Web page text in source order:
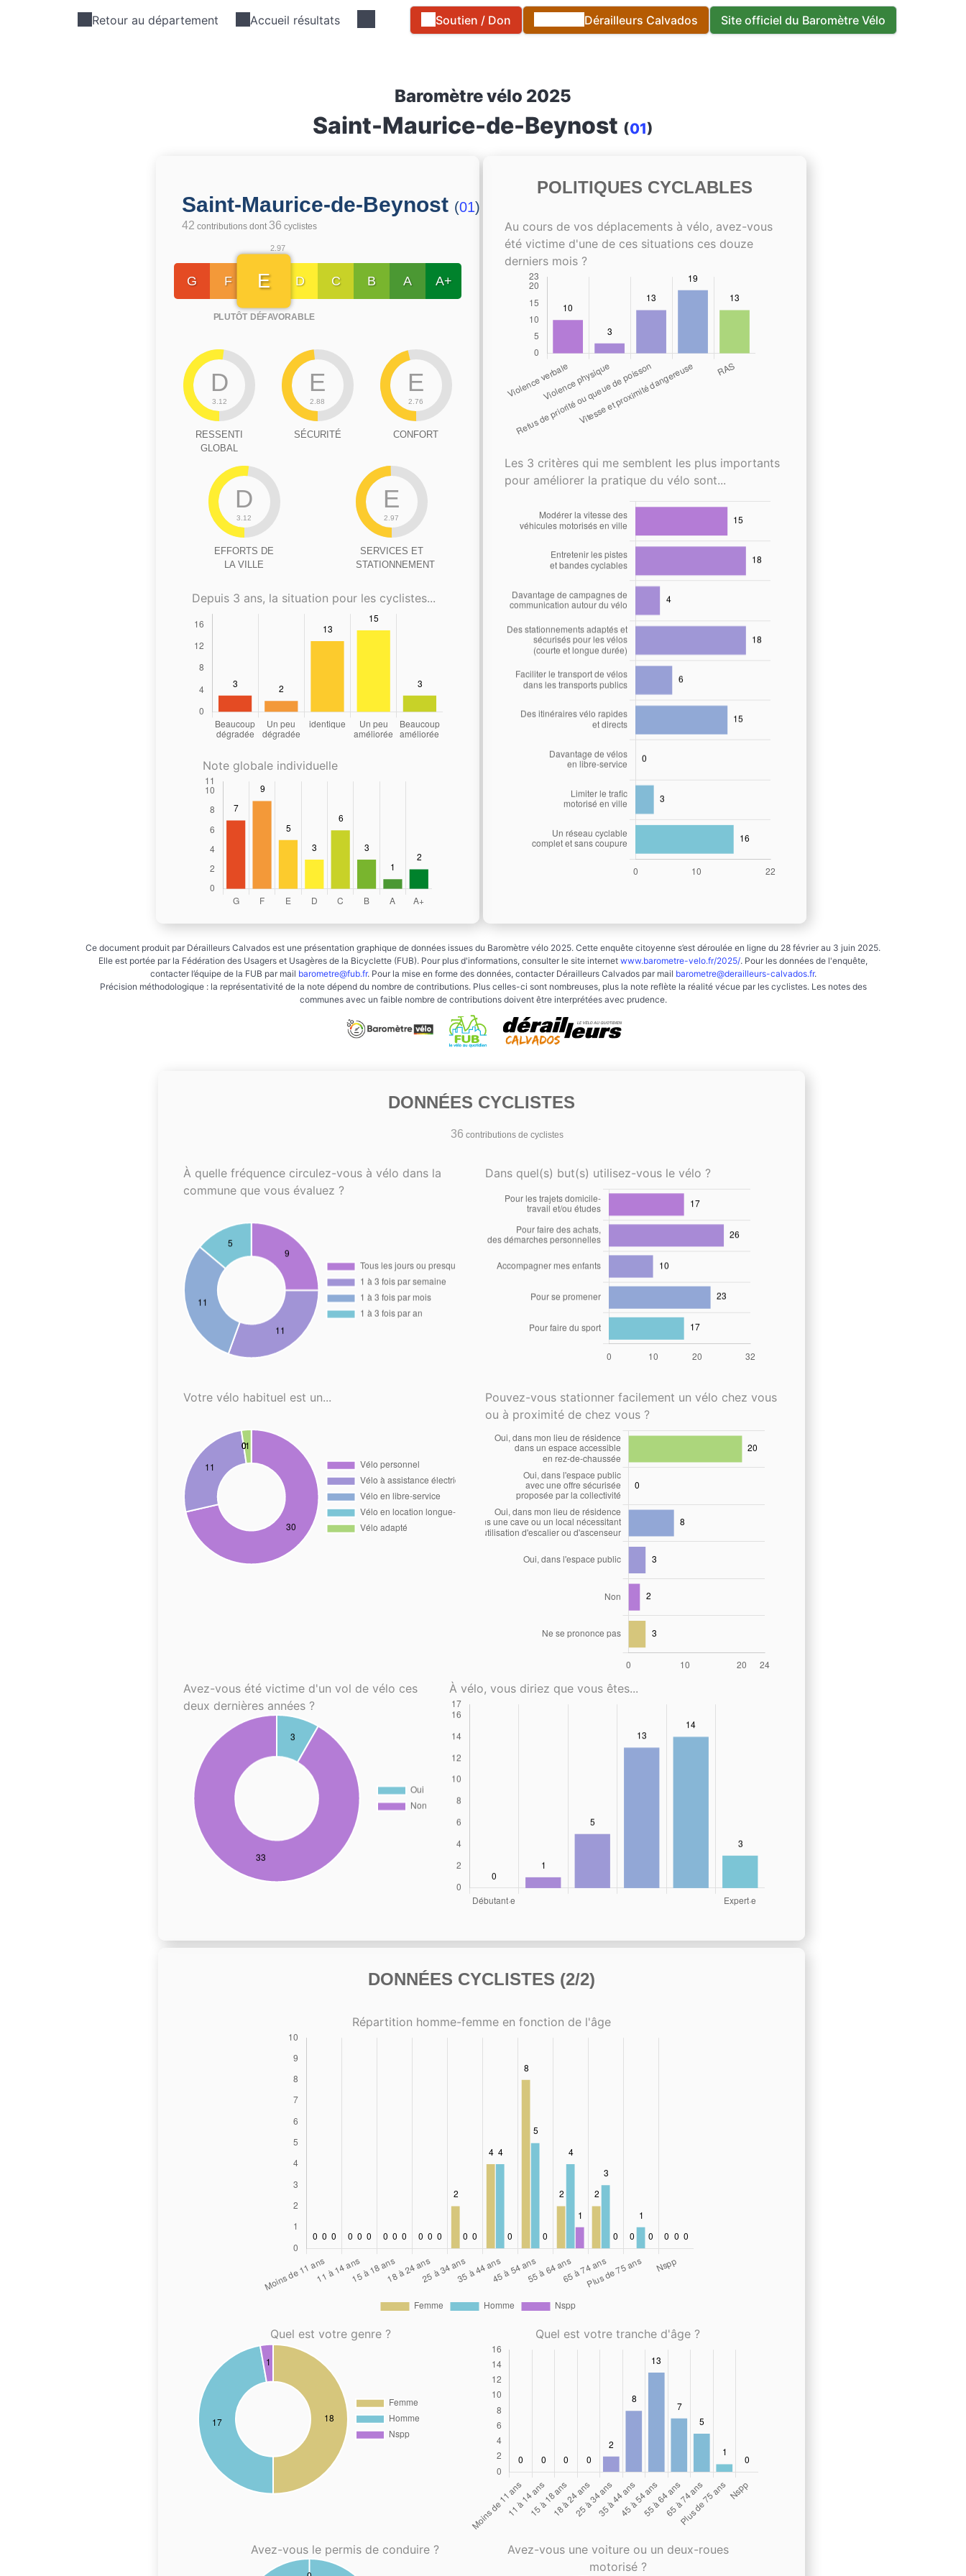
Retour au département Accueil résultats Soutien / Don Dérailleurs Calvados Site officiel du Baromètre Vélo
Baromètre vélo 2025
Saint-Maurice-de-Beynost (01)
Saint-Maurice-de-Beynost (01)
42 contributions dont 36 cyclistes
G F
2.97
E
PLUTÔT DÉFAVORABLE
D C B A A+
D
3.12
RESSENTI
GLOBAL
E
2.88
SÉCURITÉ
E
2.76
CONFORT
D
3.12
EFFORTS DE
LA VILLE
E
2.97
SERVICES ET
STATIONNEMENT
Depuis 3 ans, la situation pour les cyclistes...
Note globale individuelle
POLITIQUES CYCLABLES
Au cours de vos déplacements à vélo, avez-vous
été victime d'une de ces situations ces douze
derniers mois ?
Les 3 critères qui me semblent les plus importants
pour améliorer la pratique du vélo sont...
Ce document produit par Dérailleurs Calvados est une présentation graphique de données issues du Baromètre vélo 2025. Cette enquête citoyenne s’est déroulée en ligne du 28 février au 3 juin 2025.
Elle est portée par la Fédération des Usagers et Usagères de la Bicyclette (FUB). Pour plus d'informations, consulter le site internet www.barometre-velo.fr/2025/. Pour les données de l'enquête,
contacter l’équipe de la FUB par mail barometre@fub.fr. Pour la mise en forme des données, contacter Dérailleurs Calvados par mail barometre@derailleurs-calvados.fr.
Précision méthodologique : la représentativité de la note dépend du nombre de contributions. Plus celles-ci sont nombreuses, plus la note reflète la réalité vécue par les cyclistes. Les notes des
communes avec un faible nombre de contributions doivent être interprétées avec prudence.
DONNÉES CYCLISTES
36 contributions de cyclistes
À quelle fréquence circulez-vous à vélo dans la
commune que vous évaluez ?
Dans quel(s) but(s) utilisez-vous le vélo ?
Votre vélo habituel est un...
Pouvez-vous stationner facilement un vélo chez vous
ou à proximité de chez vous ?
Avez-vous été victime d'un vol de vélo ces
deux dernières années ?
À vélo, vous diriez que vous êtes...
DONNÉES CYCLISTES (2/2)
Répartition homme-femme en fonction de l'âge
Quel est votre genre ? Quel est votre tranche d'âge ?
Avez-vous le permis de conduire ?
Avez-vous une voiture ou un deux-roues
motorisé ?